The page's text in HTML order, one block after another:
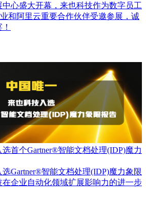
心盛大开幕，来也科技作为数字员工
和阿里云重要合作伙伴受邀参展，诚
首个Gartner®智能文档处理(IDP)魔力
Gartner®智能文档处理(IDP)魔力象限
企业自动化领域扩展影响力的进一步